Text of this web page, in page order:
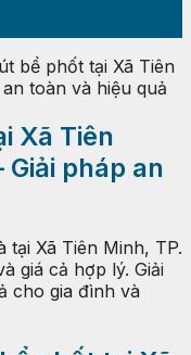
bể phốt tại Xã Tiên
toàn và hiệu quả
Xã Tiên
Giải pháp an
tại Xã Tiên Minh, TP.
giá cả hợp lý. Giải
cho gia đình và